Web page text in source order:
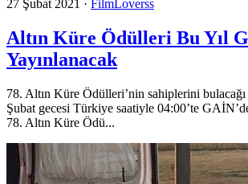
27 Şubat 2021 · FilmLoverss
Altın Küre Ödülleri Bu Yıl
Yayınlanacak
78. Altın Küre Ödülleri’nin sahiplerini
Şubat gecesi Türkiye saatiyle 04:00’te
78. Altın Küre Ödü...